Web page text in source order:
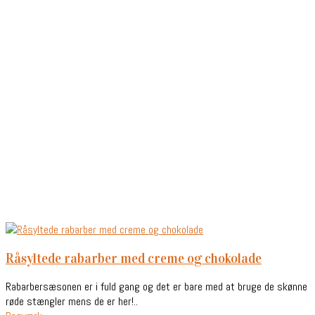
råsyltede rabarber med creme og chokolade
Rabarbersæsonen er i fuld gang og det er bare med at bruge de skønne
røde stængler mens de er her!..